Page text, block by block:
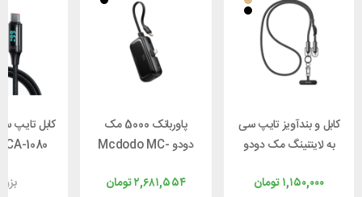
کابل و بندآویز تایپ سی
به لایتنینگ مک دودو
تومان۱,۱۵۰,۰۰۰
پاوربانک 5000 مک
دودو Mcdodo MC-
کانکتور لایتنینگ
تومان۲,۶۸۱,۵۵۴
کابل تایپ
1080